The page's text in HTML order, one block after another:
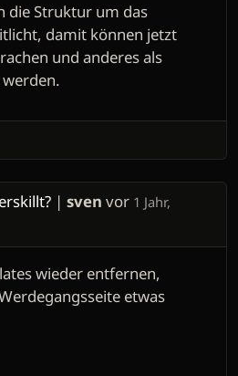
die Struktur um das
damit können jetzt
und anderes als
| sven vor 1 Jahr,
wieder entfernen,
etwas